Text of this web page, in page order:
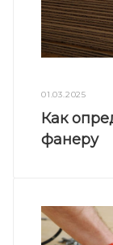
01.03.2025
Как
фанеру